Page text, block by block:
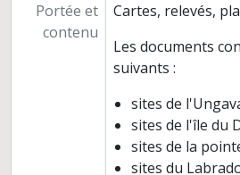
Portée et
contenu
Cartes, relevés,
Les documents
suivants :
sites de
sites de l'île du
sites de la
sites du